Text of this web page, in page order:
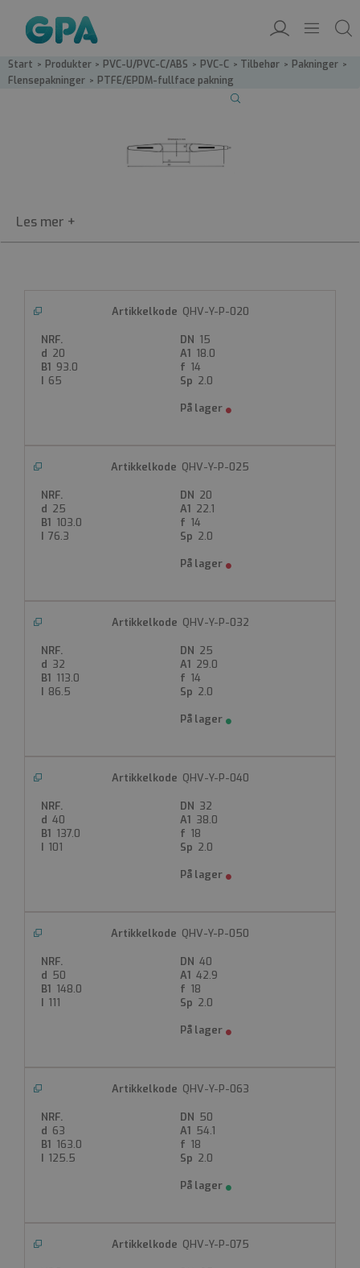
Start / Produkter / PVC-U/PVC-C/ABS / PVC-C / Tilbehør / Pakninger /
Flensepakninger / PTFE/EPDM-fullface pakning
QHV-Y-P
PTFE/EPDM-fullface pakning
PTFE/EPDM-pakning
Full face for krage
QHV-Y-P-020
15
20
18.0
93.0
14
65
2.0
QHV-Y-P-025
20
25
22.1
103.0
14
76.3
2.0
QHV-Y-P-032
25
32
29.0
113.0
14
86.5
2.0
QHV-Y-P-040
32
40
38.0
137.0
18
101
2.0
QHV-Y-P-050
40
50
42.9
148.0
18
111
2.0
QHV-Y-P-063
50
63
54.1
163.0
18
125.5
2.0
QHV-Y-P-075